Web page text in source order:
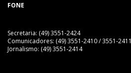
FONE
Secretaria: (49) 3551-2424
Comunicadores: (49) 3551-2410 / 3551-2411
Jornalismo: (49) 3551-2414